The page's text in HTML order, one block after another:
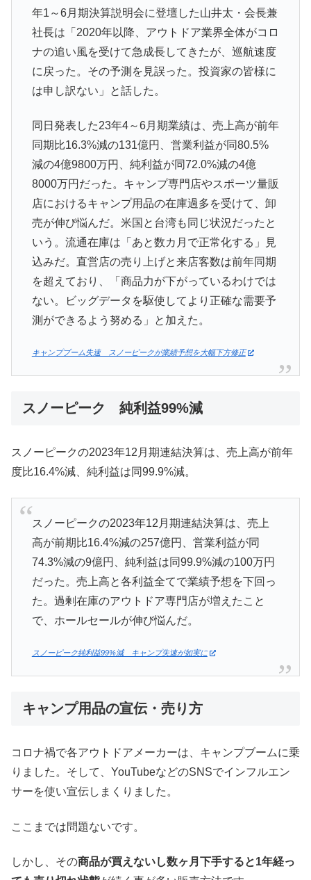
年1～6月期決算説明会に登壇した山井太・会長兼
社長は「2020年以降、アウトドア業界全体がコロ
ナの追い風を受けて急成長してきたが、巡航速度
に戻った。その予測を見誤った。投資家の皆様に
は申し訳ない」と話した。
同日発表した23年4～6月期業績は、売上高が前年
同期比16.3%減の131億円、営業利益が同80.5%
減の4億9800万円、純利益が同72.0%減の4億
8000万円だった。キャンプ専門店やスポーツ量販
店におけるキャンプ用品の在庫過多を受けて、卸
売が伸び悩んだ。米国と台湾も同じ状況だったと
いう。流通在庫は「あと数カ月で正常化する」見
込みだ。直営店の売り上げと来店客数は前年同期
を超えており、「商品力が下がっているわけでは
ない。ビッグデータを駆使してより正確な需要予
測ができるよう努める」と加えた。
キャンプブーム失速 スノーピークが業績予想を大幅下方修正
スノーピーク 純利益99%減
スノーピークの2023年12月期連結決算は、売上高が前年
度比16.4%減、純利益は同99.9%減。
スノーピークの2023年12月期連結決算は、売上
高が前期比16.4%減の257億円、営業利益が同
74.3%減の9億円、純利益は同99.9%減の100万円
だった。売上高と各利益全てで業績予想を下回っ
た。過剰在庫のアウトドア専門店が増えたこと
で、ホールセールが伸び悩んだ。
スノーピーク純利益99%減 キャンプ失速が如実に
キャンプ用品の宣伝・売り方
コロナ禍で各アウトドアメーカーは、キャンプブームに乗
りました。そして、YouTubeなどのSNSでインフルエン
サーを使い宣伝しまくりました。
ここまでは問題ないです。
しかし、その商品が買えないし数ヶ月下手すると1年経っ